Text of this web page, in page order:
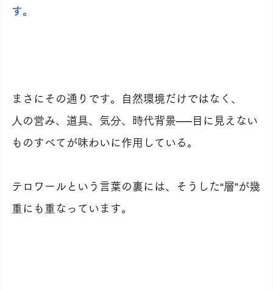
す。
まさにその通りです。自然環境だけではなく、
人の営み、道具、気分、時代背景──目に見えない
ものすべてが味わいに作用している。
テロワールという言葉の裏には、そうした“層”が幾
重にも重なっています。